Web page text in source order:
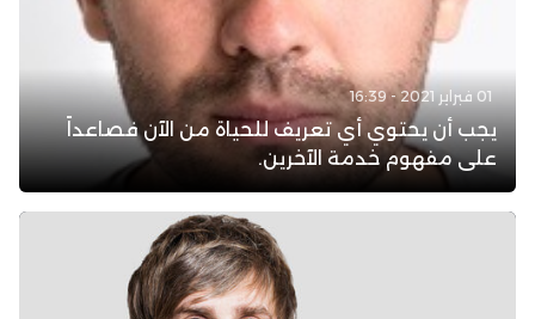
01 فبراير 2021 - 16:39
يجب أن يحتوي أي تعريف للحياة من الآن فصاعداً
على مفهوم خدمة الآخرين.